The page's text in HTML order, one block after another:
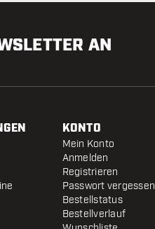
AN
KONTO
Mein Konto
Anmelden
Registrieren
Passwort vergessen
Bestellstatus
Bestellverlauf